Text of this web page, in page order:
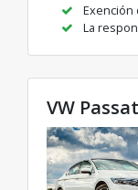
Exención
La
VW